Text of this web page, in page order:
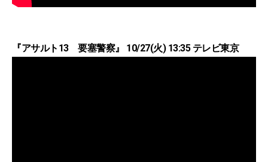
『アサルト13 要塞警察』 10/27(火) 13:35 テレビ東京